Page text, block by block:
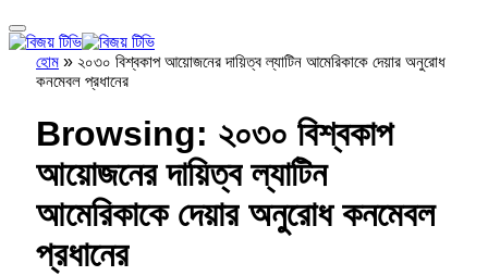
হোম » ২০৩০ বিশ্বকাপ আয়োজনের দায়িত্ব ল্যাটিন আমেরিকাকে দেয়ার অনুরোধ
কনমেবল প্রধানের
Browsing: ২০৩০ বিশ্বকাপ
আয়োজনের দায়িত্ব ল্যাটিন
আমেরিকাকে দেয়ার অনুরোধ কনমেবল
প্রধানের